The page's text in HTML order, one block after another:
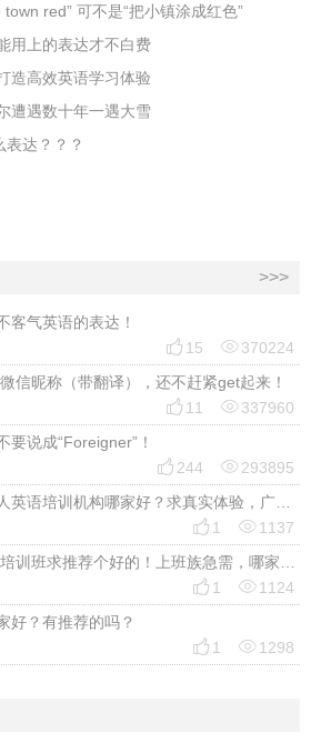
town red” 可不是“把小镇涂成红色”
用上的表达才不白费
造高效英语学习体验
遭遇数十年一遇大雪
表达？？？
>>>
客气英语的表达！
 15 370224
信昵称（带翻译），还不赶紧get起来！
 11 337960
要说成“Foreigner”！
 244 293895
 1 1137
 1 1124
好？有推荐的吗？
 1 1298